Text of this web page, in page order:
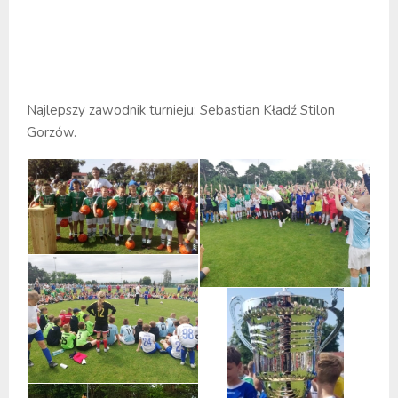
Najlepszy zawodnik turnieju: Sebastian Kładź Stilon
Gorzów.